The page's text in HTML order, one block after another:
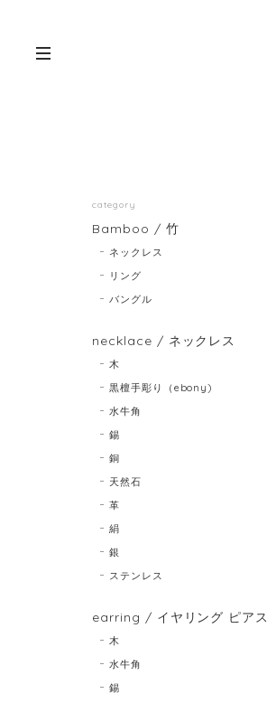
category
Bamboo / 竹
ネックレス
リング
バングル
necklace / ネックレス
木
黒檀手彫り（ebony)
水牛角
錫
銅
天然石
革
絹
銀
ステンレス
earring / イヤリング ピアス
木
水牛角
錫